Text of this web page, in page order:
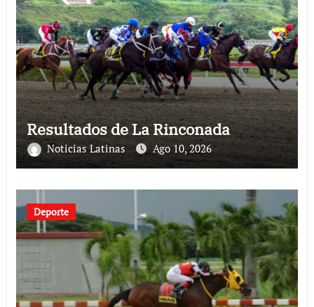
Resultados de La Rinconada
Noticias Latinas Ago 10, 2026
Deporte